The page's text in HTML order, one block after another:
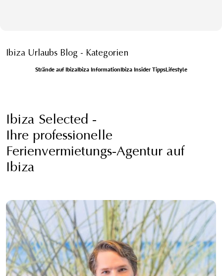
Ibiza Urlaubs Blog - Kategorien
Strände auf IbizaIbiza InformationIbiza Insider TippsLifestyle
Ibiza Selected -
Ihre professionelle
Ferienvermietungs-Agentur auf
Ibiza